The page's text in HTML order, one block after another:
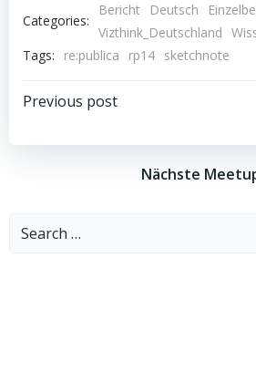
Categories:
Bericht Deutsch
Vizthink_Deutschland
Tags:
re:publica rp14 sketchnote
Previous post
Nächste
Search